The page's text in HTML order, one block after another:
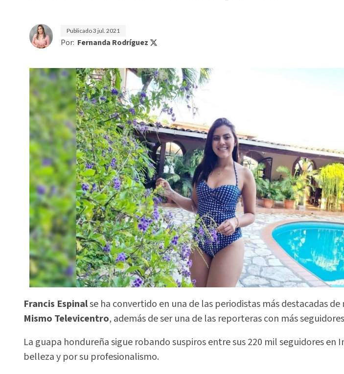
Publicado3 jul. 2021
Por: Fernanda Rodríguez
Francis Espinalse ha convertido en una de las periodistas más destacadas
Mismo Televicentro, además de ser una de las reporteras con más
La guapa hondureña sigue robando suspiros entre sus 220 mil seguidores en
belleza y por su profesionalismo.